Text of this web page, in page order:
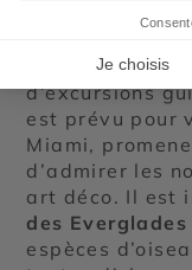
… A
splendeurs
d’excursions
est prévu pour
Miami,
d’admirer les
art déco. Il est
des Everglades
espèces